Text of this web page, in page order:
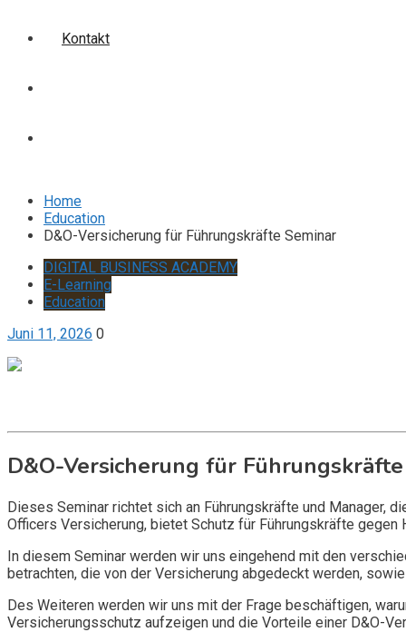
Kontakt
Home
Education
D&O-Versicherung für Führungskräfte Seminar
DIGITAL BUSINESS ACADEMY
E-Learning
Education
Juni 11, 2026 0
D&O-Versicherung für
Dieses Seminar richtet sich an Führungskräfte und Manager,
Officers Versicherung, bietet Schutz für Führungskräfte
In diesem Seminar werden wir uns eingehend mit den
betrachten, die von der Versicherung abgedeckt werden,
Des Weiteren werden wir uns mit der Frage beschäftigen,
Versicherungsschutz aufzeigen und die Vorteile einer D&O-